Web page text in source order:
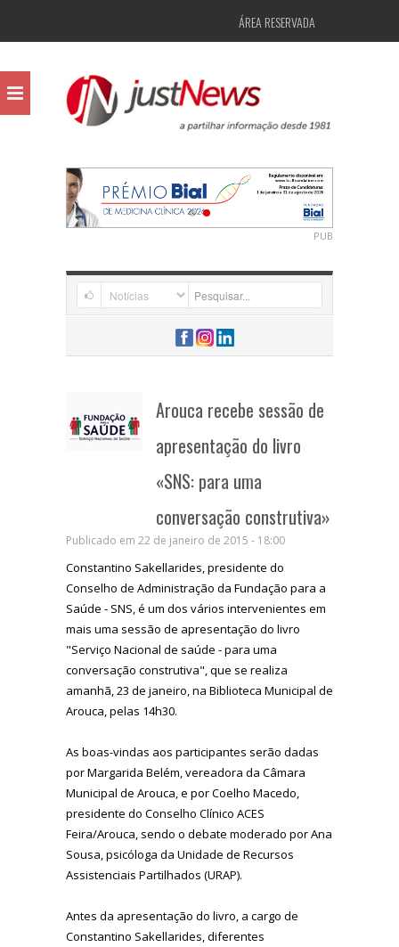
ÁREA RESERVADA
PUB
Arouca recebe sessão de
apresentação do livro
«SNS: para uma
conversação construtiva»
Publicado em 22 de janeiro de 2015 - 18:00
Constantino Sakellarides, presidente do
Conselho de Administração da Fundação para a
Saúde - SNS, é um dos vários intervenientes em
mais uma sessão de apresentação do livro
"Serviço Nacional de saúde - para uma
conversação construtiva", que se realiza
amanhã, 23 de janeiro, na Biblioteca Municipal de
Arouca, pelas 14h30.
As boas-vindas aos participantes serão dadas
por Margarida Belém, vereadora da Câmara
Municipal de Arouca, e por Coelho Macedo,
presidente do Conselho Clínico ACES
Feira/Arouca, sendo o debate moderado por Ana
Sousa, psicóloga da Unidade de Recursos
Assistenciais Partilhados (URAP).
Antes da apresentação do livro, a cargo de
Constantino Sakellarides, diferentes